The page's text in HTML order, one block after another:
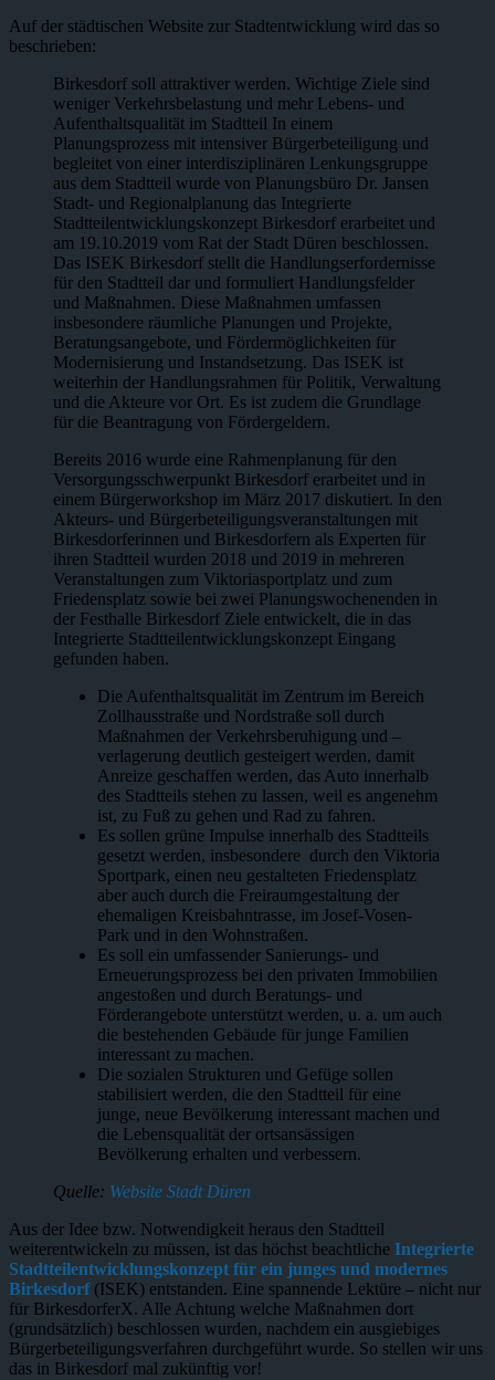
Auf der städtischen Website zur Stadtentwicklung wird das so
beschrieben:
Birkesdorf soll attraktiver werden. Wichtige Ziele sind
weniger Verkehrsbelastung und mehr Lebens- und
Aufenthaltsqualität im Stadtteil In einem
Planungsprozess mit intensiver Bürgerbeteiligung und
begleitet von einer interdisziplinären Lenkungsgruppe
aus dem Stadtteil wurde von Planungsbüro Dr. Jansen
Stadt- und Regionalplanung das Integrierte
Stadtteilentwicklungskonzept Birkesdorf erarbeitet und
am 19.10.2019 vom Rat der Stadt Düren beschlossen.
Das ISEK Birkesdorf stellt die Handlungserfordernisse
für den Stadtteil dar und formuliert Handlungsfelder
und Maßnahmen. Diese Maßnahmen umfassen
insbesondere räumliche Planungen und Projekte,
Beratungsangebote, und Fördermöglichkeiten für
Modernisierung und Instandsetzung. Das ISEK ist
weiterhin der Handlungsrahmen für Politik, Verwaltung
und die Akteure vor Ort. Es ist zudem die Grundlage
für die Beantragung von Fördergeldern.
Bereits 2016 wurde eine Rahmenplanung für den
Versorgungsschwerpunkt Birkesdorf erarbeitet und in
einem Bürgerworkshop im März 2017 diskutiert. In den
Akteurs- und Bürgerbeteiligungsveranstaltungen mit
Birkesdorferinnen und Birkesdorfern als Experten für
ihren Stadtteil wurden 2018 und 2019 in mehreren
Veranstaltungen zum Viktoriasportplatz und zum
Friedensplatz sowie bei zwei Planungswochenenden in
der Festhalle Birkesdorf Ziele entwickelt, die in das
Integrierte Stadtteilentwicklungskonzept Eingang
gefunden haben.
Die Aufenthaltsqualität im Zentrum im Bereich
Zollhausstraße und Nordstraße soll durch
Maßnahmen der Verkehrsberuhigung und –
verlagerung deutlich gesteigert werden, damit
Anreize geschaffen werden, das Auto innerhalb
des Stadtteils stehen zu lassen, weil es angenehm
ist, zu Fuß zu gehen und Rad zu fahren.
Es sollen grüne Impulse innerhalb des Stadtteils
gesetzt werden, insbesondere durch den Viktoria
Sportpark, einen neu gestalteten Friedensplatz
aber auch durch die Freiraumgestaltung der
ehemaligen Kreisbahntrasse, im Josef-Vosen-
Park und in den Wohnstraßen.
Es soll ein umfassender Sanierungs- und
Erneuerungsprozess bei den privaten Immobilien
angestoßen und durch Beratungs- und
Förderangebote unterstützt werden, u. a. um auch
die bestehenden Gebäude für junge Familien
interessant zu machen.
Die sozialen Strukturen und Gefüge sollen
stabilisiert werden, die den Stadtteil für eine
junge, neue Bevölkerung interessant machen und
die Lebensqualität der ortsansässigen
Bevölkerung erhalten und verbessern.
Quelle: Website Stadt Düren
Aus der Idee bzw. Notwendigkeit heraus den Stadtteil
weiterentwickeln zu müssen, ist das höchst beachtliche Integrierte
Stadtteilentwicklungskonzept für ein junges und modernes
Birkesdorf(ISEK) entstanden. Eine spannende Lektüre – nicht nur
für BirkesdorferX. Alle Achtung welche Maßnahmen dort
(grundsätzlich) beschlossen wurden, nachdem ein ausgiebiges
Bürgerbeteiligungsverfahren durchgeführt wurde. So stellen wir uns
das in Birkesdorf mal zukünftig vor!